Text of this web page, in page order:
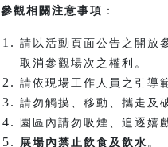
參觀相關注意事項 ：
請以活動頁面公告之開放
取消參觀場次之權利。
請依現場工作人員之引導
請勿觸摸、移動、攜走及
園區內請勿吸煙、追逐嬉
展場內禁止飲食及飲水 。